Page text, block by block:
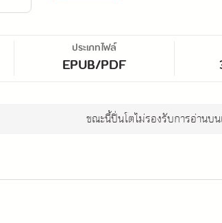
ประเภทไฟล์
EPUB/PDF
ขณะนี้ปิ่นโตไม่รองรับการอ่านบน